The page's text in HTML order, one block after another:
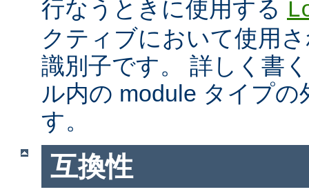
行なうときに使用する
クティブにおいて使用
識別子です。 詳しく書
ル内の module タイプの
す。
互換性